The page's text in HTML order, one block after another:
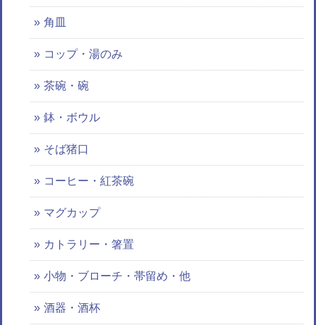
角皿
コップ・湯のみ
茶碗・碗
鉢・ボウル
そば猪口
コーヒー・紅茶碗
マグカップ
カトラリー・箸置
小物・ブローチ・帯留め・他
酒器・酒杯